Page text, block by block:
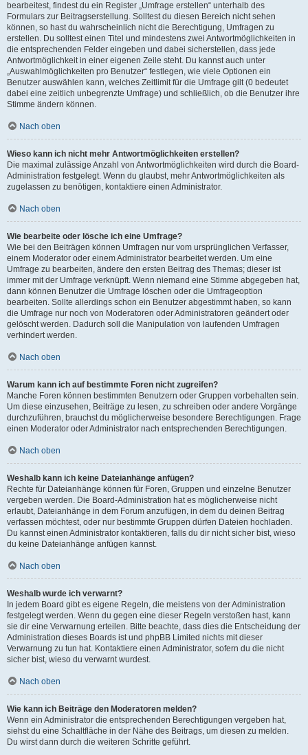
bearbeitest, findest du ein Register „Umfrage erstellen“ unterhalb des
Formulars zur Beitragserstellung. Solltest du diesen Bereich nicht sehen
können, so hast du wahrscheinlich nicht die Berechtigung, Umfragen zu
erstellen. Du solltest einen Titel und mindestens zwei Antwortmöglichkeiten in
die entsprechenden Felder eingeben und dabei sicherstellen, dass jede
Antwortmöglichkeit in einer eigenen Zeile steht. Du kannst auch unter
„Auswahlmöglichkeiten pro Benutzer“ festlegen, wie viele Optionen ein
Benutzer auswählen kann, welches Zeitlimit für die Umfrage gilt (0 bedeutet
dabei eine zeitlich unbegrenzte Umfrage) und schließlich, ob die Benutzer ihre
Stimme ändern können.
Nach oben
Wieso kann ich nicht mehr Antwortmöglichkeiten erstellen?
Die maximal zulässige Anzahl von Antwortmöglichkeiten wird durch die Board-
Administration festgelegt. Wenn du glaubst, mehr Antwortmöglichkeiten als
zugelassen zu benötigen, kontaktiere einen Administrator.
Nach oben
Wie bearbeite oder lösche ich eine Umfrage?
Wie bei den Beiträgen können Umfragen nur vom ursprünglichen Verfasser,
einem Moderator oder einem Administrator bearbeitet werden. Um eine
Umfrage zu bearbeiten, ändere den ersten Beitrag des Themas; dieser ist
immer mit der Umfrage verknüpft. Wenn niemand eine Stimme abgegeben hat,
dann können Benutzer die Umfrage löschen oder die Umfrageoption
bearbeiten. Sollte allerdings schon ein Benutzer abgestimmt haben, so kann
die Umfrage nur noch von Moderatoren oder Administratoren geändert oder
gelöscht werden. Dadurch soll die Manipulation von laufenden Umfragen
verhindert werden.
Nach oben
Warum kann ich auf bestimmte Foren nicht zugreifen?
Manche Foren können bestimmten Benutzern oder Gruppen vorbehalten sein.
Um diese einzusehen, Beiträge zu lesen, zu schreiben oder andere Vorgänge
durchzuführen, brauchst du möglicherweise besondere Berechtigungen. Frage
einen Moderator oder Administrator nach entsprechenden Berechtigungen.
Nach oben
Weshalb kann ich keine Dateianhänge anfügen?
Rechte für Dateianhänge können für Foren, Gruppen und einzelne Benutzer
vergeben werden. Die Board-Administration hat es möglicherweise nicht
erlaubt, Dateianhänge in dem Forum anzufügen, in dem du deinen Beitrag
verfassen möchtest, oder nur bestimmte Gruppen dürfen Dateien hochladen.
Du kannst einen Administrator kontaktieren, falls du dir nicht sicher bist, wieso
du keine Dateianhänge anfügen kannst.
Nach oben
Weshalb wurde ich verwarnt?
In jedem Board gibt es eigene Regeln, die meistens von der Administration
festgelegt werden. Wenn du gegen eine dieser Regeln verstoßen hast, kann
sie dir eine Verwarnung erteilen. Bitte beachte, dass dies die Entscheidung der
Administration dieses Boards ist und phpBB Limited nichts mit dieser
Verwarnung zu tun hat. Kontaktiere einen Administrator, sofern du die nicht
sicher bist, wieso du verwarnt wurdest.
Nach oben
Wie kann ich Beiträge den Moderatoren melden?
Wenn ein Administrator die entsprechenden Berechtigungen vergeben hat,
siehst du eine Schaltfläche in der Nähe des Beitrags, um diesen zu melden.
Du wirst dann durch die weiteren Schritte geführt.